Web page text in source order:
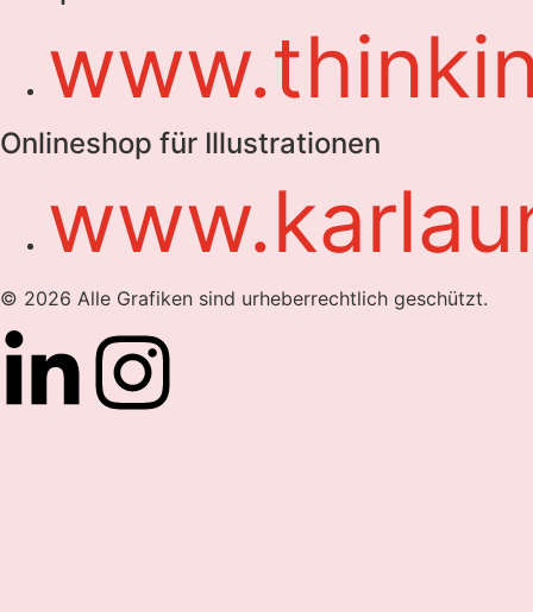
Onlineshop für Illustrationen
© 2026 Alle Grafiken sind urheberrechtlich geschützt.